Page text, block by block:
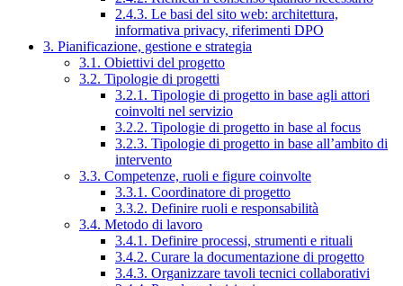
2.4.3. Le basi del sito web: architettura,
informativa privacy, riferimenti DPO
3. Pianificazione, gestione e strategia
3.1. Obiettivi del progetto
3.2. Tipologie di progetti
3.2.1. Tipologie di progetto in base agli attori
coinvolti nel servizio
3.2.2. Tipologie di progetto in base al focus
3.2.3. Tipologie di progetto in base all’ambito di
intervento
3.3. Competenze, ruoli e figure coinvolte
3.3.1. Coordinatore di progetto
3.3.2. Definire ruoli e responsabilità
3.4. Metodo di lavoro
3.4.1. Definire processi, strumenti e rituali
3.4.2. Curare la documentazione di progetto
3.4.3. Organizzare tavoli tecnici collaborativi